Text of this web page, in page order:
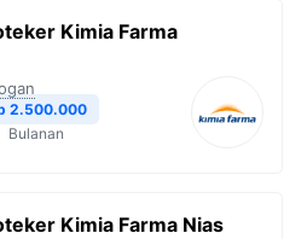
Kimia Farma
2.500.000
Bulanan
Kimia Farma Nias